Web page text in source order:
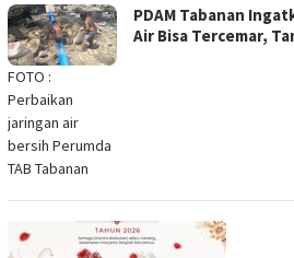
FOTO :
Perbaikan
jaringan air
bersih Perumda
TAB Tabanan
PDAM Tabanan
Air Bisa Tercemar,